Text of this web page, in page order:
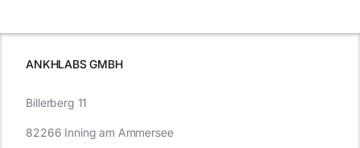
müssen
ANKHLABS GMBH
Billerberg 11
82266 Inning am Ammersee